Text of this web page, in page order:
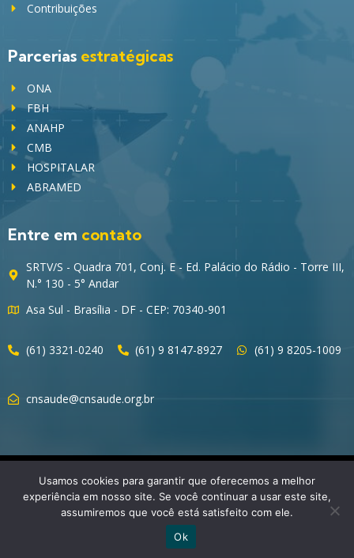
Contribuições
Parcerias estratégicas
ONA
FBH
ANAHP
CMB
HOSPITALAR
ABRAMED
Entre em contato
SRTV/S - Quadra 701, Conj. E - Ed. Palácio do Rádio - Torre III,
N.° 130 - 5° Andar
Asa Sul - Brasília - DF - CEP: 70340-901
(61) 3321-0240 (61) 9 8147-8927 (61) 9 8205-1009
cnsaude@cnsaude.org.br
Usamos cookies para garantir que oferecemos a melhor
experiência em nosso site. Se você continuar a usar este site,
assumiremos que você está satisfeito com ele.
Ok